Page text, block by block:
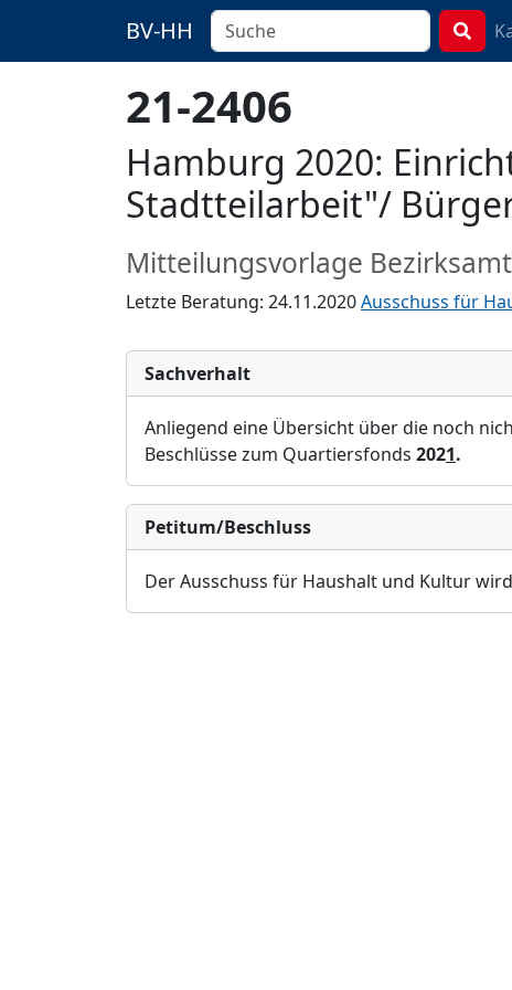
BV-HH
21-2406
Hamburg 2020:
Stadtteilarbeit"/
Mitteilungsvorlage Bezirksamt
Letzte Beratung: 24.11.2020Ausschuss für
Sachverhalt
Anliegend eine Übersicht über die noch
Beschlüsse zum Quartiersfonds 2021.
Petitum/Beschluss
Der Ausschuss für Haushalt und Kultur